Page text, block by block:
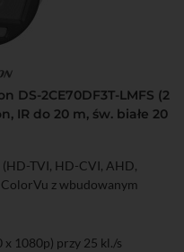
DS-2CE70DF3T-LMFS (2
IR do 20 m, św. białe 20
TVI, HD-CVI, AHD,
z wbudowanym
x 1080p) przy 25 kl./s